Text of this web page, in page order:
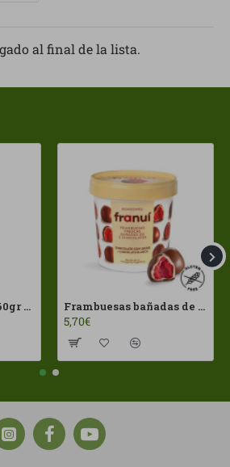
al final de la lista.
Crackers Keto Xia 60gr Joice Foods ECO Frambuesas bañadas de chocolates con leche Franui 150gr Sin Gluten
5,70€